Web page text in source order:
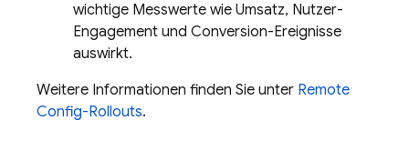
wichtige Messwerte wie Umsatz, Nutzer-
Engagement und Conversion-Ereignisse
auswirkt.
Weitere Informationen finden Sie unter Remote
Config-Rollouts.